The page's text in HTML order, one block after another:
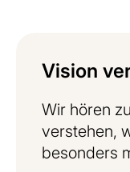
Vision
Wir hören
verstehen,
besonders